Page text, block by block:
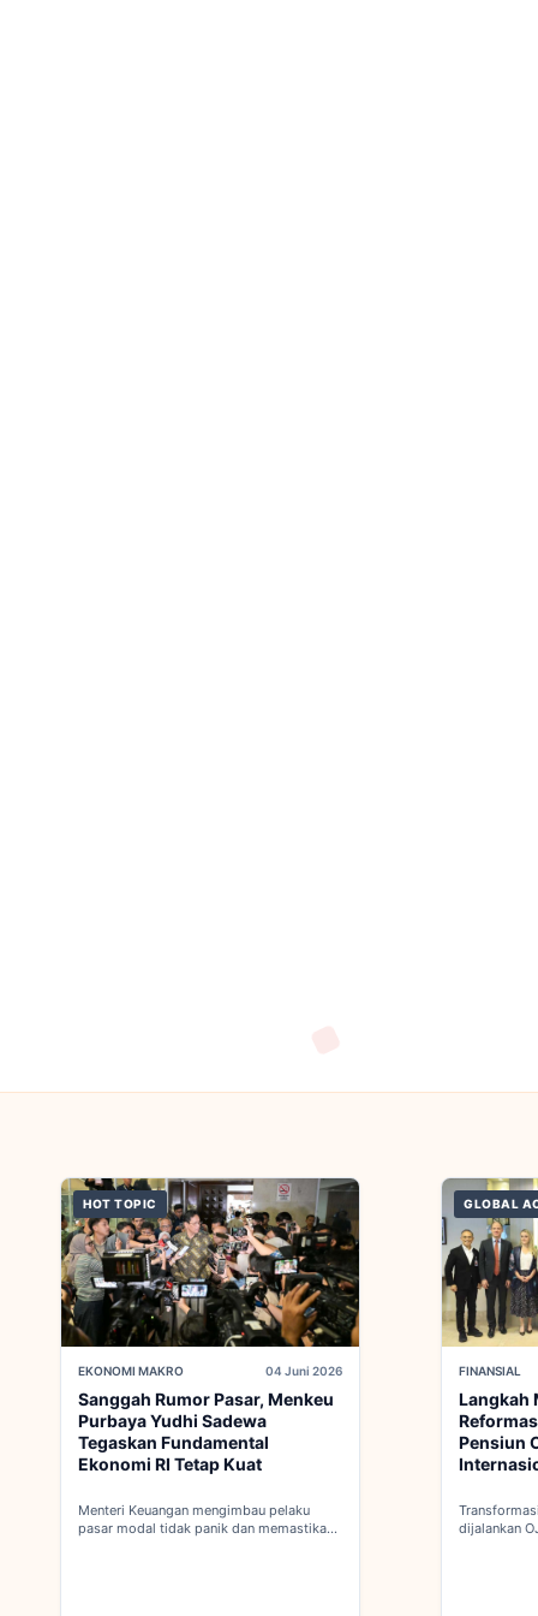
HOT TOPIC
EKONOMI MAKRO 04 Juni 2026
Sanggah Rumor Pasar, Menkeu
Purbaya Yudhi Sadewa
Tegaskan Fundamental
Ekonomi RI Tetap Kuat
Menteri Keuangan mengimbau pelaku
pasar modal tidak panik dan memastikan
GLOBAL
FINANSIAL
Langkah
Pensiun
dijalankan